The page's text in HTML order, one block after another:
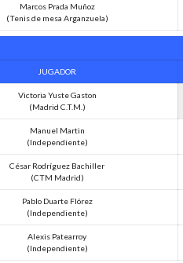
Marcos Prada Muñoz
(Tenis de mesa Arganzuela)
JUGADOR
Victoria Yuste Gaston
(Madrid C.T.M.)
Manuel Martin
(Independiente)
César Rodríguez Bachiller
(CTM Madrid)
Pablo Duarte Flórez
(Independiente)
Alexis Patearroy
(Independiente)